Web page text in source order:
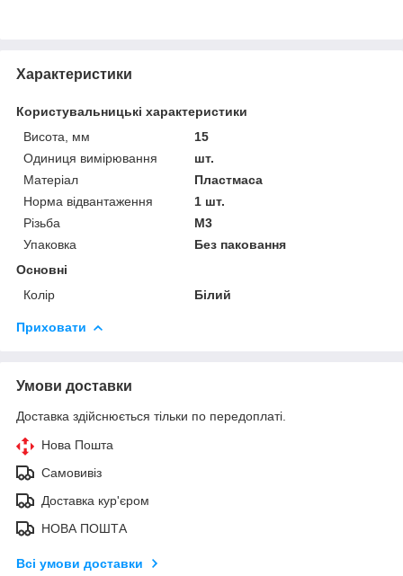
Характеристики
Користувальницькі характеристики
Висота, мм
15
Одиниця вимірювання
шт.
Матеріал
Пластмаса
Норма відвантаження
1 шт.
Різьба
М3
Упаковка
Без паковання
Основні
Колір
Білий
Приховати
Умови доставки
Доставка здійснюється тільки по передоплаті.
Нова Пошта
Самовивіз
Доставка кур'єром
НОВА ПОШТА
Всі умови доставки